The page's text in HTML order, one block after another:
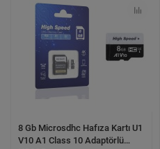
8 Gb Microsdhc Hafıza Kartı U1
V10 A1 Class 10 Adaptörlü